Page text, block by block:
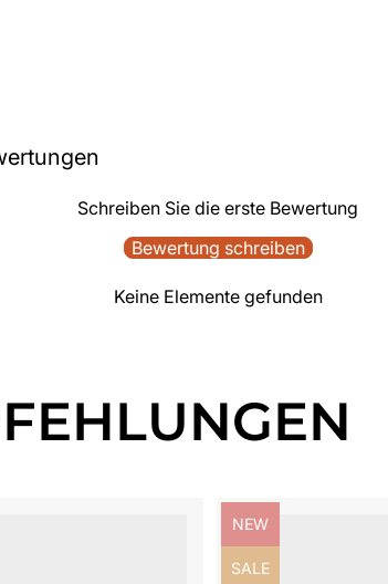
Schreiben Sie die erste Bewertung
Bewertung schreiben
Keine Elemente gefunden
Produktbezeichnung:
NEW
Produktbezeichnung:
SALE